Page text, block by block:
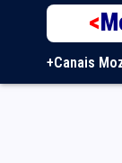
<
+Canais